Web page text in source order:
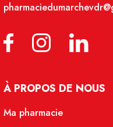
À PROPOS DE NOUS
Ma pharmacie